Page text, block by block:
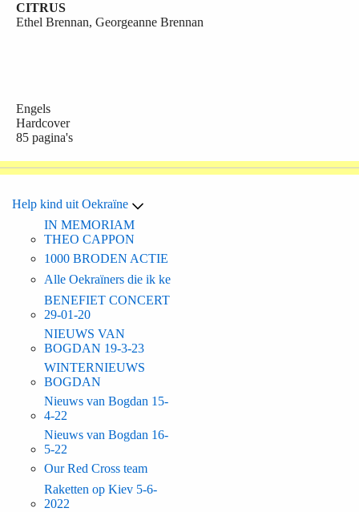
CITRUS
Ethel Brennan, Georgeanne Brennan
Engels
Hardcover
85 pagina's
Help kind uit Oekraïne
IN MEMORIAM
THEO CAPPON
1000 BRODEN ACTIE
Alle Oekraïners die ik ke
BENEFIET CONCERT
29-01-20
NIEUWS VAN
BOGDAN 19-3-23
WINTERNIEUWS
BOGDAN
Nieuws van Bogdan 15-
4-22
Nieuws van Bogdan 16-
5-22
Our Red Cross team
Raketten op Kiev 5-6-
2022